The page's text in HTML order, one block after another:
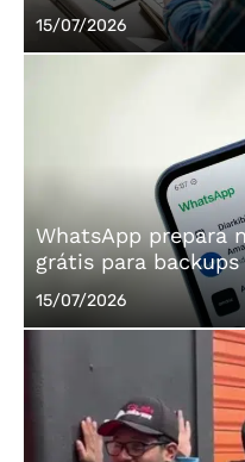
Posted
on
15/07/2026
WhatsApp prepara
grátis para backups
Posted
on
15/07/2026